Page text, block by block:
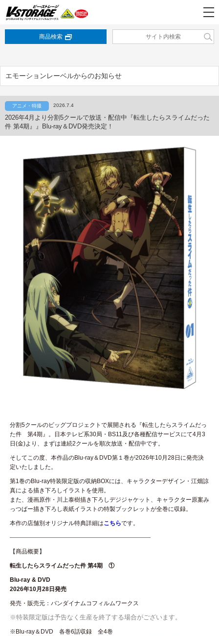
商品検索
エモーションレーベルからのお知らせ
アニメ・特撮 2026.7.4
2026年4月より分割5クールで放送・配信中『転生したらスライムだった
件 第4期』』Blu-ray＆DVD発売決定！
分割5クールのビッグプロジェクトで展開される『転生したらスライムだっ
た件 第4期』。日本テレビ系30局・BS11及び各種配信サービスにて4月3
日(金)より、まずは連続2クールを順次放送・配信中です。
そしてこの度、本作品のBlu-ray＆DVD第１巻が2026年10月28日に発売決
定いたしました。
第1巻のBlu-ray特装限定版の収納BOXには、キャラクターデザイン・江畑諒
真による描き下ろしイラストを使用。
また、漫画原作・川上泰樹描き下ろしデジジャケット、キャラクター原案み
っつばー描き下ろし表紙イラストの特製ブックレットが全巻に収録。
本作の店舗別オリジナル特典詳細はこちらです。
————————————————————————
【商品概要】
転生したらスライムだった件 第4期 ①
Blu-ray & DVD
2026年10月28日発売
発売・販売元：バンダイナムコフィルムワークス
※特装限定版は予告なく生産を終了する場合がございます。
※Blu-ray＆DVD 各巻6話収録 全4巻